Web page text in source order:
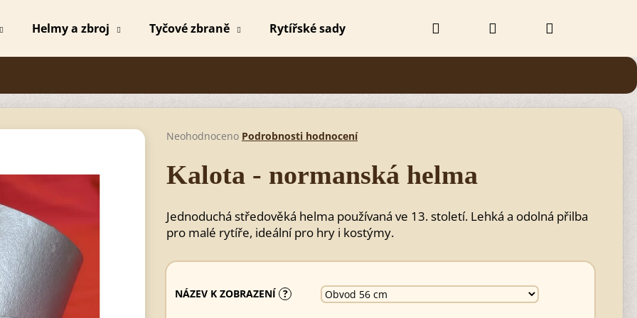
Helmy a zbroj Tyčové zbraně Rytířské sady Obchodní podmínky
Hledat PřihlášeníNákupní
Průměrné
produktu
je
5
hvězdiček.
Neohodnoceno Podrobnosti hodnocení
Kalota - normanská helma
Jednoduchá středověká helma používaná ve 13. století. Lehká a odolná přilba
pro malé rytíře, ideální pro hry i kostýmy.
NÁZEV K ZOBRAZENÍ ?
Doporučujeme
Následující
MICHAEL